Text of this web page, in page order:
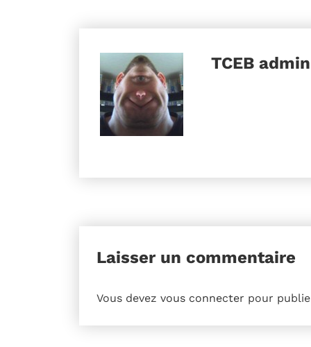
TCEB
Laisser un commentaire
Vous devez vous connecter pour